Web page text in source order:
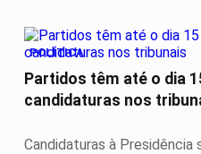
POLÍTICA
Partidos têm até o dia
candidaturas nos
Candidaturas à Presidência